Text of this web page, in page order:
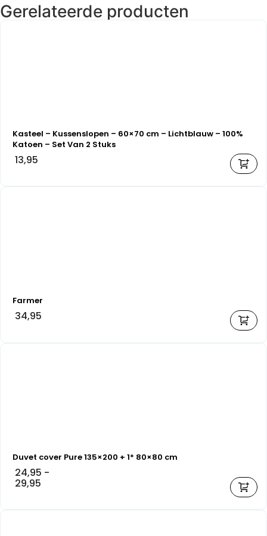
Gerelateerde producten
Kasteel – Kussenslopen – 60×70 cm – Lichtblauw – 100%
Katoen – Set Van 2 Stuks
13,95
Farmer
34,95
Duvet cover Pure 135×200 + 1* 80×80 cm
24,95 -
29,95